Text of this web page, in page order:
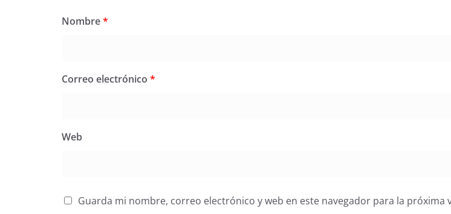
Nombre*
Correo electrónico *
Web
Guarda mi nombre, correo electrónico y web en este navegador para la próxima